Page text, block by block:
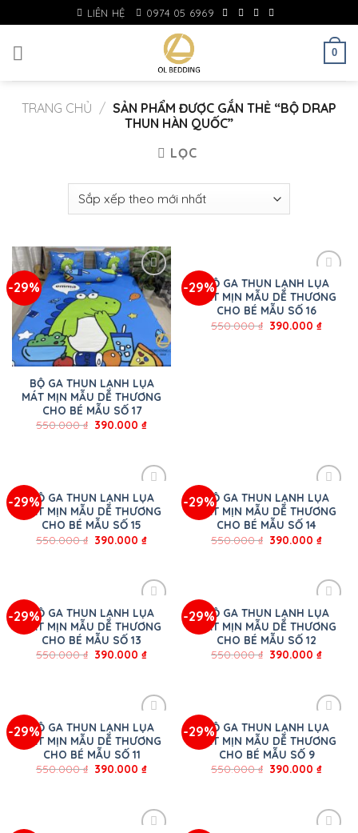
to
content
LIÊN HỆ 0974 05 6969
0
TRANG CHỦ / SẢN PHẨM ĐƯỢC GẮN THẺ “BỘ DRAP
THUN HÀN QUỐC”
LỌC
-29%
BỘ GA THUN LẠNH LỤA
MÁT MỊN MẪU DỄ THƯƠNG
CHO BÉ MẪU SỐ 17
550.000₫ 390.000₫
-29%BỘ GA THUN LẠNH LỤA
MÁT MỊN MẪU DỄ THƯƠNG
CHO BÉ MẪU SỐ 16
550.000₫ 390.000₫
-29%BỘ GA THUN LẠNH LỤA
MÁT MỊN MẪU DỄ THƯƠNG
CHO BÉ MẪU SỐ 15
550.000₫ 390.000₫
-29%BỘ GA THUN LẠNH LỤA
MÁT MỊN MẪU DỄ THƯƠNG
CHO BÉ MẪU SỐ 14
550.000₫ 390.000₫
-29%BỘ GA THUN LẠNH LỤA
MÁT MỊN MẪU DỄ THƯƠNG
CHO BÉ MẪU SỐ 13
550.000₫ 390.000₫
-29%BỘ GA THUN LẠNH LỤA
MÁT MỊN MẪU DỄ THƯƠNG
CHO BÉ MẪU SỐ 12
550.000₫ 390.000₫
-29%BỘ GA THUN LẠNH LỤA
MÁT MỊN MẪU DỄ THƯƠNG
CHO BÉ MẪU SỐ 11
550.000₫ 390.000₫
-29%BỘ GA THUN LẠNH LỤA
MÁT MỊN MẪU DỄ THƯƠNG
CHO BÉ MẪU SỐ 9
550.000₫ 390.000₫